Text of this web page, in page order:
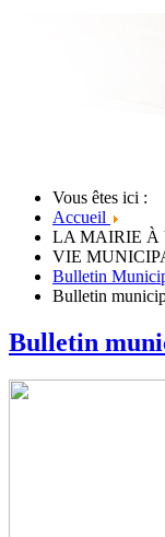
Vous êtes ici :
Accueil
LA MAIRIE À
VIE
Bulletin
Bulletin
Bulletin